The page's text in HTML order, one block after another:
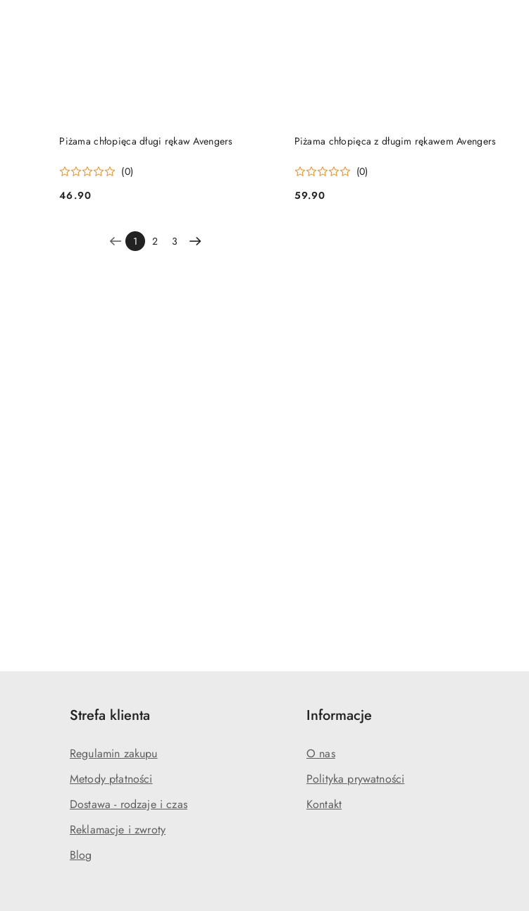
Piżama chłopięca długi rękaw Avengers
(0)
Cena:
46.90
DO KOSZYKA Piżama chłopięca z długim rękawem Avengers
(0)
Cena:
59.90
DO KOSZYKA
1 2 3
Strefa klienta
Regulamin zakupu
Metody płatności
Dostawa - rodzaje i czas
Reklamacje i zwroty
Blog
Informacje
O nas
Polityka prywatności
Kontakt